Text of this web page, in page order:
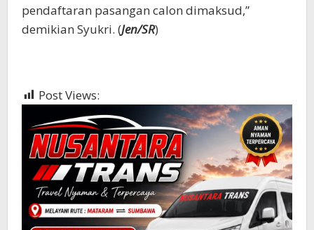
pendaftaran pasangan calon dimaksud,”
demikian Syukri. (Jen/SR)
Post Views: